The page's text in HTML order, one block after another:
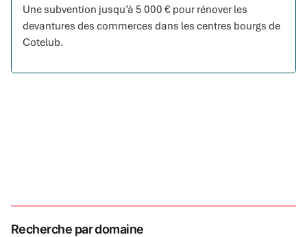
Une subvention jusqu’à 5 000 € pour rénover les
devantures des commerces dans les centres bourgs de
Cotelub.
Recherche par domaine